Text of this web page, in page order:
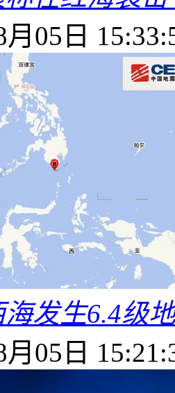
月05日
发生6.4级
月05日